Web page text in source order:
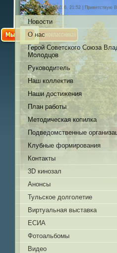
Четверг, 06.08.2026, 21:52 | Приветствую
Новости
О нас
Герой Советского Союза
Молодцов
Руководитель
Наш коллектив
Наши достижения
План работы
Методическая копилка
Подведомственные
Клубные формирования
Контакты
3D кинозал
Анонсы
Тульское долголетие
Виртуальная выставка
ЕСИА
Фотоальбомы
Видео